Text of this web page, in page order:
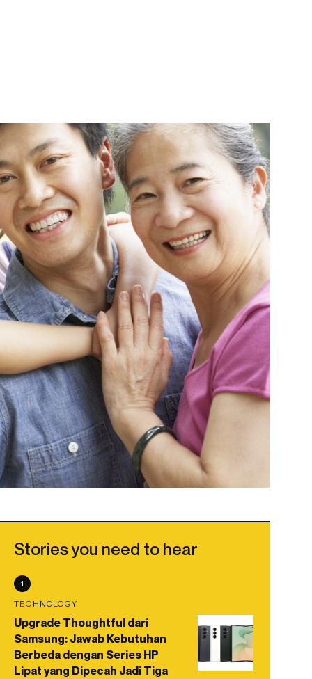
Stories you need to hear
1
TECHNOLOGY
Upgrade Thoughtful dari
Samsung: Jawab Kebutuhan
Berbeda dengan Series HP
Lipat yang Dipecah Jadi Tiga